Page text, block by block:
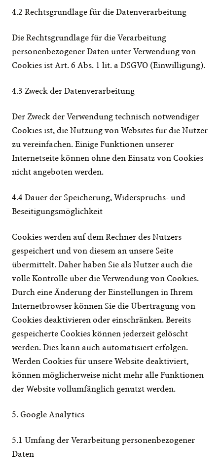
4.2 Rechtsgrundlage für die Datenverarbeitung
Die Rechtsgrundlage für die Verarbeitung
personenbezogener Daten unter Verwendung von
Cookies ist Art. 6 Abs. 1 lit. a DSGVO (Einwilligung).
4.3 Zweck der Datenverarbeitung
Der Zweck der Verwendung technisch notwendiger
Cookies ist, die Nutzung von Websites für die Nutzer
zu vereinfachen. Einige Funktionen unserer
Internetseite können ohne den Einsatz von Cookies
nicht angeboten werden.
4.4 Dauer der Speicherung, Widerspruchs- und
Beseitigungsmöglichkeit
Cookies werden auf dem Rechner des Nutzers
gespeichert und von diesem an unsere Seite
übermittelt. Daher haben Sie als Nutzer auch die
volle Kontrolle über die Verwendung von Cookies.
Durch eine Änderung der Einstellungen in Ihrem
Internetbrowser können Sie die Übertragung von
Cookies deaktivieren oder einschränken. Bereits
gespeicherte Cookies können jederzeit gelöscht
werden. Dies kann auch automatisiert erfolgen.
Werden Cookies für unsere Website deaktiviert,
können möglicherweise nicht mehr alle Funktionen
der Website vollumfänglich genutzt werden.
5. Google Analytics
5.1 Umfang der Verarbeitung personenbezogener
Daten